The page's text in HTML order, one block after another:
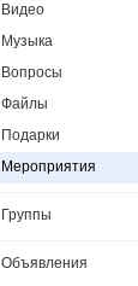
Видео
Музыка
Вопросы
Файлы
Подарки
Мероприятия
Группы
Объявления